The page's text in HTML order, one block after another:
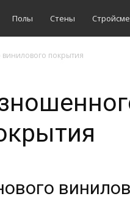
Полы Стены
покрытия